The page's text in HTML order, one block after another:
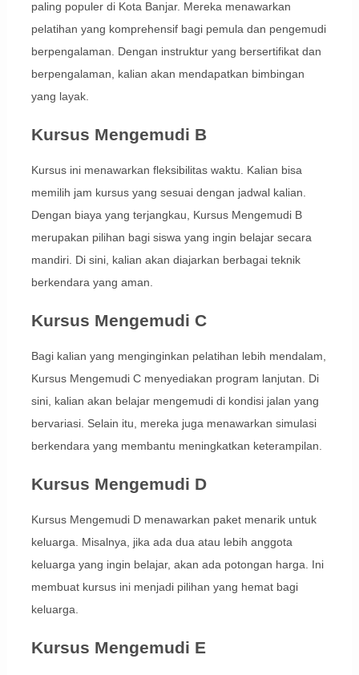
paling populer di Kota Banjar. Mereka menawarkan
pelatihan yang komprehensif bagi pemula dan pengemudi
berpengalaman. Dengan instruktur yang bersertifikat dan
berpengalaman, kalian akan mendapatkan bimbingan
yang layak.
Kursus Mengemudi B
Kursus ini menawarkan fleksibilitas waktu. Kalian bisa
memilih jam kursus yang sesuai dengan jadwal kalian.
Dengan biaya yang terjangkau, Kursus Mengemudi B
merupakan pilihan bagi siswa yang ingin belajar secara
mandiri. Di sini, kalian akan diajarkan berbagai teknik
berkendara yang aman.
Kursus Mengemudi C
Bagi kalian yang menginginkan pelatihan lebih mendalam,
Kursus Mengemudi C menyediakan program lanjutan. Di
sini, kalian akan belajar mengemudi di kondisi jalan yang
bervariasi. Selain itu, mereka juga menawarkan simulasi
berkendara yang membantu meningkatkan keterampilan.
Kursus Mengemudi D
Kursus Mengemudi D menawarkan paket menarik untuk
keluarga. Misalnya, jika ada dua atau lebih anggota
keluarga yang ingin belajar, akan ada potongan harga. Ini
membuat kursus ini menjadi pilihan yang hemat bagi
keluarga.
Kursus Mengemudi E